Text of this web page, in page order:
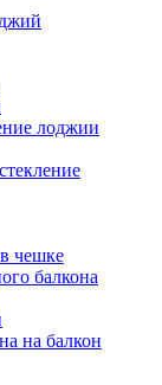
лоджии
чешке
балкона
на балкон